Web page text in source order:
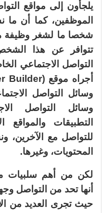
يلجأون إلى مواقع
شخصا ما لشغر وظيفة
تتوافر عن هذا
التواصل الاجتماعي
وسائل التواصل
التطبيقات والمواقع
للتواصل مع الآخرين،
المحتويات، وغيرها.
لكن من أهم سلبيات
أنها تحد من التواصل
حيث تجرى العديد من